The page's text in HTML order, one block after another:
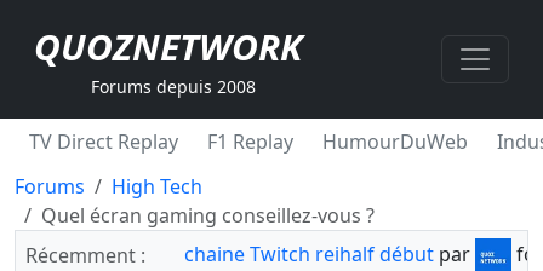
QUOZNETWORK
Forums depuis 2008
TV Direct Replay F1 Replay HumourDuWeb
Forums
High Tech
Quel écran gaming conseillez-vous ?
Récemment :
chaine Twitch reihalf début par